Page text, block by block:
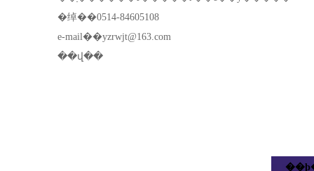
�绰��0514-84605108
e-mail��yzrwjt@163.com
��վ��